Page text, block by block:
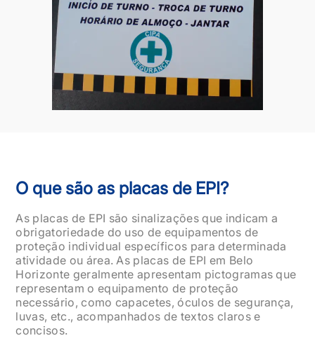
O que são as placas de EPI?
As placas de EPI são sinalizações que indicam a
obrigatoriedade do uso de equipamentos de
proteção individual específicos para determinada
atividade ou área. As placas de EPI em Belo
Horizonte geralmente apresentam pictogramas que
representam o equipamento de proteção
necessário, como capacetes, óculos de segurança,
luvas, etc., acompanhados de textos claros e
concisos.